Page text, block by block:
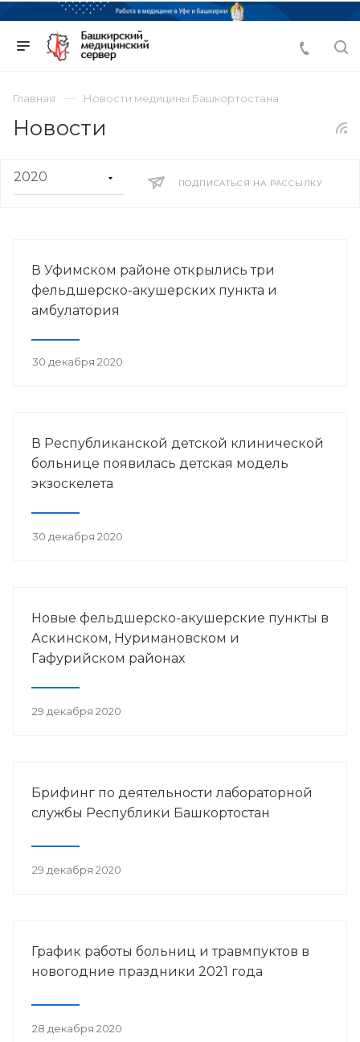
Главная Новости медицины Башкортостана
Новости
ПОДПИСАТЬСЯ НА РАССЫЛКУ
В Уфимском районе открылись три
фельдшерско-акушерских пункта и
амбулатория
30 декабря 2020
В Республиканской детской клинической
больнице появилась детская модель
экзоскелета
30 декабря 2020
Новые фельдшерско-акушерские пункты в
Аскинском, Нуримановском и
Гафурийском районах
29 декабря 2020
Брифинг по деятельности лабораторной
службы Республики Башкортостан
29 декабря 2020
График работы больниц и травмпуктов в
новогодние праздники 2021 года
28 декабря 2020